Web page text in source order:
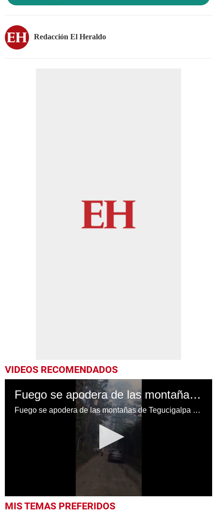
Redacción El Heraldo
VIDEOS RECOMENDADOS
Fuego se apodera de las montañas de Tegucigalpa en Honduras
Fuego se apodera de las montañas de Tegucigalpa en Honduras
seconds
MIS TEMAS PREFERIDOS